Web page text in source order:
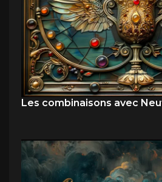
Les combinaisons avec